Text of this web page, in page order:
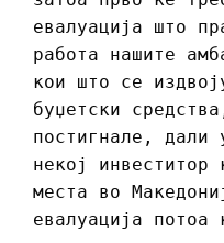
евалуација што
работа нашите
кои што се
буџетски
постигнале, дали
некој инвеститор
места во
евалуација потоа